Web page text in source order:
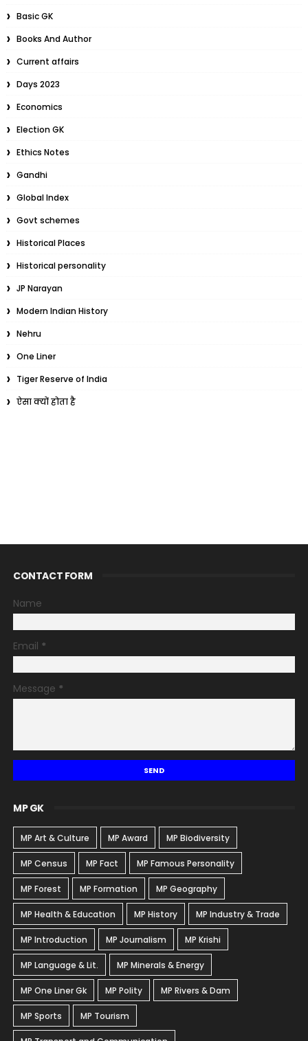
Basic GK
Books And Author
Current affairs
Days 2023
Economics
Election GK
Ethics Notes
Gandhi
Global Index
Govt schemes
Historical Places
Historical personality
JP Narayan
Modern Indian History
Nehru
One Liner
Tiger Reserve of India
ऐसा क्यों होता है
CONTACT FORM
Name
Email *
Message *
MP GK
MP Art & Culture MP Award MP Biodiversity
MP Census MP Fact MP Famous Personality
MP Forest MP Formation MP Geography
MP Health & Education MP History MP Industry & Trade
MP Introduction MP Journalism MP Krishi
MP Language & Lit. MP Minerals & Energy
MP One Liner Gk MP Polity MP Rivers & Dam
MP Sports MP Tourism